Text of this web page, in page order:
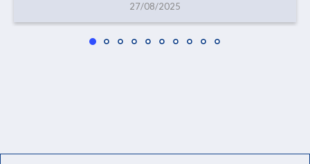
27/08/2025